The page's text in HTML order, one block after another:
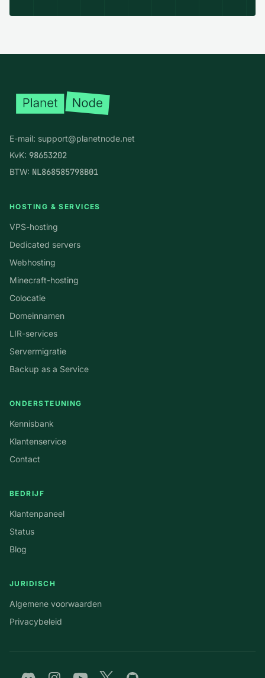
E-mail: support@planetnode.net
KvK: 98653202
BTW: NL868585798B01
HOSTING & SERVICES
VPS-hosting
Dedicated servers
Webhosting
Minecraft-hosting
Colocatie
Domeinnamen
LIR-services
Servermigratie
Backup as a Service
ONDERSTEUNING
Kennisbank
Klantenservice
Contact
BEDRIJF
Klantenpaneel
Status
Blog
JURIDISCH
Algemene voorwaarden
Privacybeleid
DiscordInstagramYouTubeTwitterGitHub